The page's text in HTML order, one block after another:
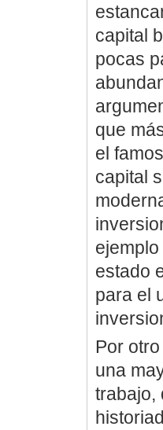
capital
pocas
que
el
capital
estado
para el
Por
una
trabajo,